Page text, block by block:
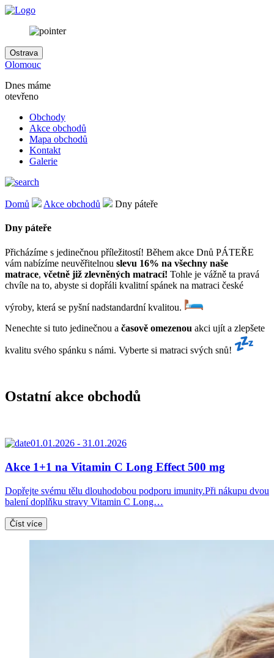
Ostrava
Olomouc
Dnes máme
otevřeno
Obchody
Akce obchodů
Mapa obchodů
Kontakt
Galerie
Domů Akce obchodů Dny páteře
Dny páteře
Přicházíme s jedinečnou příležitostí! Během akce Dnů PÁTEŘE
vám nabízíme neuvěřitelnou slevu 16% na všechny naše
matrace, včetně již zlevněných matrací! Tohle je vážně ta pravá
chvíle na to, abyste si dopřáli kvalitní spánek na matraci české
výroby, která se pyšní nadstandardní kvalitou.
Nenechte si tuto jedinečnou a časově omezenou akci ujít a zlepšete
kvalitu svého spánku s námi. Vyberte si matraci svých snů!
Ostatní akce obchodů
01.01.2026 - 31.01.2026
Akce 1+1 na Vitamin C Long Effect 500 mg
Dopřejte svému tělu dlouhodobou podporu imunity.Při nákupu dvou
balení doplňku stravy Vitamin C Long…
Číst více